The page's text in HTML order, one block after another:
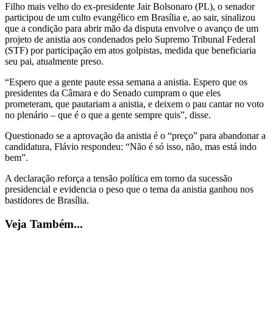
Filho mais velho do ex-presidente Jair Bolsonaro (PL), o senador
participou de um culto evangélico em Brasília e, ao sair, sinalizou
que a condição para abrir mão da disputa envolve o avanço de um
projeto de anistia aos condenados pelo Supremo Tribunal Federal
(STF) por participação em atos golpistas, medida que beneficiaria
seu pai, atualmente preso.
“Espero que a gente paute essa semana a anistia. Espero que os
presidentes da Câmara e do Senado cumpram o que eles
prometeram, que pautariam a anistia, e deixem o pau cantar no voto
no plenário – que é o que a gente sempre quis”, disse.
Questionado se a aprovação da anistia é o “preço” para abandonar a
candidatura, Flávio respondeu: “Não é só isso, não, mas está indo
bem”.
A declaração reforça a tensão política em torno da sucessão
presidencial e evidencia o peso que o tema da anistia ganhou nos
bastidores de Brasília.
Veja Também...